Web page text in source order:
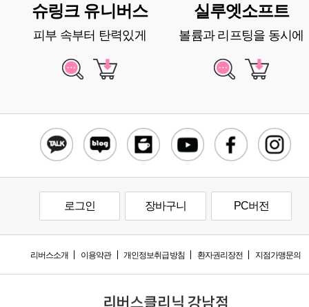
슈링크 유니버스
피부 속부터 탄력있게
실루엣소프트
볼륨과 리프팅을 동시에
로그인 장바구니 PC버전
리버스소개 이용약관 개인정보취급방침 환자권리장전 지점가맹문의